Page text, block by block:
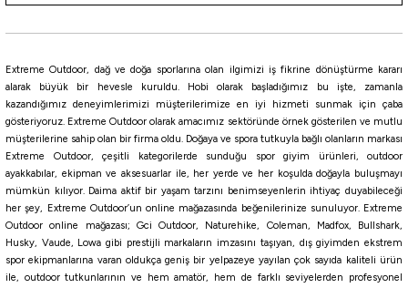
Extreme Outdoor, dağ ve doğa sporlarına olan ilgimizi iş fikrine dönüştürme kararı
alarak büyük bir hevesle kuruldu. Hobi olarak başladığımız bu işte, zamanla
kazandığımız deneyimlerimizi müşterilerimize en iyi hizmeti sunmak için çaba
gösteriyoruz. Extreme Outdoor olarak amacımız sektöründe örnek gösterilen ve mutlu
müşterilerine sahip olan bir firma oldu. Doğaya ve spora tutkuyla bağlı olanların markası
Extreme Outdoor, çeşitli kategorilerde sunduğu spor giyim ürünleri, outdoor
ayakkabılar, ekipman ve aksesuarlar ile, her yerde ve her koşulda doğayla buluşmayı
mümkün kılıyor. Daima aktif bir yaşam tarzını benimseyenlerin ihtiyaç duyabileceği
her şey, Extreme Outdoor’un online mağazasında beğenilerinize sunuluyor. Extreme
Outdoor online mağazası; Gci Outdoor, Naturehike, Coleman, Madfox, Bullshark,
Husky, Vaude, Lowa gibi prestijli markaların imzasını taşıyan, dış giyimden ekstrem
spor ekipmanlarına varan oldukça geniş bir yelpazeye yayılan çok sayıda kaliteli ürün
ile, outdoor tutkunlarının ve hem amatör, hem de farklı seviyelerden profesyonel